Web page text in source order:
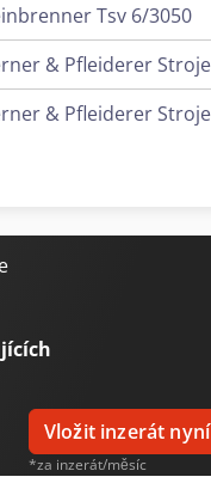
Tsv 6/3050
Vložit inzerát nyní
*za inzerát/měsíc